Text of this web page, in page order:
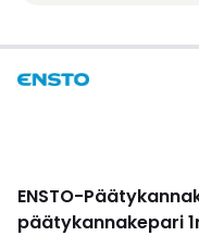
ENSTO-
päätykannakepari